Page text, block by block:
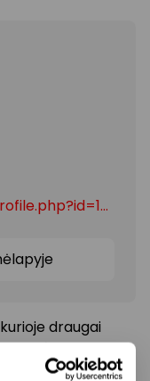
https://www.facebook.com/profile.php?id=100068271124608
draugai
Tai įvykis, kai
Tai istorija,